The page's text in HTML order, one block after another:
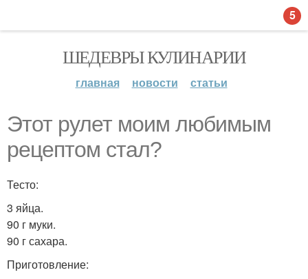
ШЕДЕВРЫ КУЛИНАРИИ
главная новости статьи
Этот рулет моим любимым
рецептом стал?
Тесто:
3 яйца.
90 г муки.
90 г сахара.
Приготовление:
5